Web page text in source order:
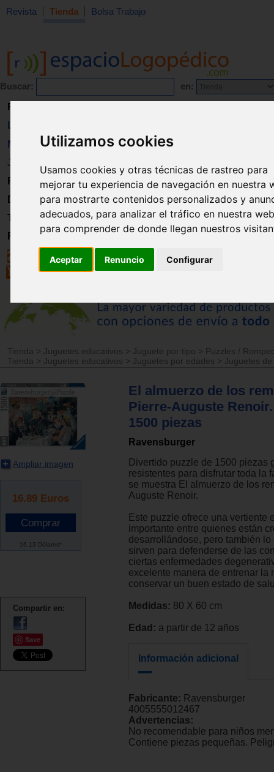
Utilizamos cookies
Usamos cookies y otras técnicas de rastreo para
mejorar tu experiencia de navegación en nuestra
para mostrarte contenidos personalizados y
adecuados, para analizar el tráfico en nuestra
para comprender de donde llegan nuestros
Aceptar Renuncio Configurar
Revista Tienda Bolsa Trabajo
Buscar: en:
Revista
Libros
Material
Juguetes
Formación
Directorio
Trabajo
Registro
Tienda > Juguetes educativos > Juguete por tipo > Puzzles /
Tienda
> Juguetes educativos > Juguetes por edades > Juguetes
Ampliar imagen
16.89 Euros
16.13 Dólares*
Compartir en:
Save
El almuerzo de los
Pierre-Auguste
1500 piezas
Ravensburger
Divertido puzzle de 1500 piezas
resistentes para disfrutar toda la
se muestra El almuerzo de los
Auguste Renoir.
Este puzzle ofrece una vertiente
importante entre quienes están
desarrollándose, pero también lo
sirven para defenderse de las
ciertas enfermedades
excelente manera de entrenar la
conservar un buen estado de
Medidas: 80 X 60 cm
Edad: a partir de 12 años
Información adicional
Fabricante: Ravensburger
4005555012467
Advertencias:
No recomendable para niños
Contiene piezas pequeñas.